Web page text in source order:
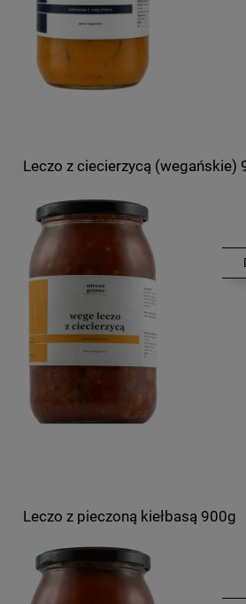
Leczo z ciecierzycą (wegańskie)
Leczo z pieczoną kiełbasą 900g